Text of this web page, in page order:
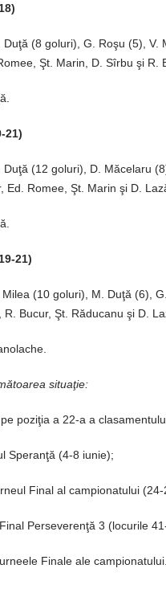
(8 goluri), G. Roşu (5),
Şt. Marin, D. Sîrbu şi R.
21)
(12 goluri), D. Măcelaru
Ed. Romee, Şt. Marin şi D.
21)
(10 goluri), M. Duţă (6),
Bucur, Şt. Răducanu şi D.
situaţie:
poziţia a 22-a a
Speranţă (4-8 iunie);
Final al campionatului
Perseverenţă 3 (locurile
Finale ale campionatului.